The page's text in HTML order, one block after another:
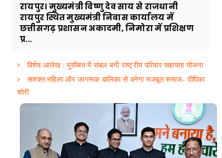
रायपुर। मुख्यमंत्री विष्णु देव साय से राजधानी
रायपुर स्थित मुख्यमंत्री निवास कार्यालय में
छत्तीसगढ़ प्रशासन अकादमी, निमोरा में प्रशिक्षण
प्र...
विशेष आलेख : मुसीबत में संबल बनी राष्ट्रीय परिवार सहायता योजना
सशक्त महिला और जागरूक बालिका से बनेगा मजबूत समाज- दीपिका
शोरी